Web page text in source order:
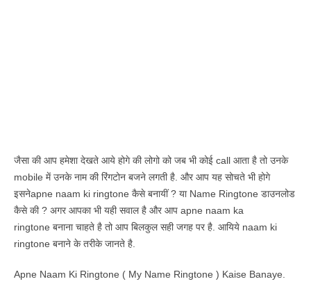
जैसा की आप हमेशा देखते आये होगे की लोगो को जब भी कोई call आता है तो उनके
mobile में उनके नाम की रिंगटोन बजने लगती है. और आप यह सोचते भी होगे
इसनेapne naam ki ringtone कैसे बनायीं ? या Name Ringtone डाउनलोड
कैसे की ? अगर आपका भी यही सवाल है और आप apne naam ka
ringtone बनाना चाहते है तो आप बिलकुल सही जगह पर है. आयिये naam ki
ringtone बनाने के तरीके जानते है.
Apne Naam Ki Ringtone ( My Name Ringtone ) Kaise Banaye.